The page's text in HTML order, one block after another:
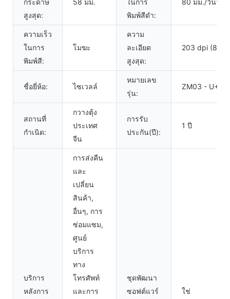
สูงสุด:
พิมพ์สีดำ:
ความเร็ว
ในการ
พิมพ์สี:
โมฆะ
ความ
ละเอียด
สูงสุด:
203 dpi (8 จุ
ชื่อยี่ห้อ: ไซเวลล์
หมายเลข
รุ่น:
ZM03 - U+B
สถานที่
กำเนิด:
กวางตุ้ง
ประเทศ
จีน
การรับ
ประกัน(ปี):
1 ปี
บริการ
หลังการ
การส่งคืน
และ
เปลี่ยน
สินค้า,
อื่นๆ, การ
ซ่อมแซม,
ศูนย์
บริการ
ทาง
โทรศัพท์
และการ
ชุดพัฒนา
ซอฟต์แวร์
ใช่